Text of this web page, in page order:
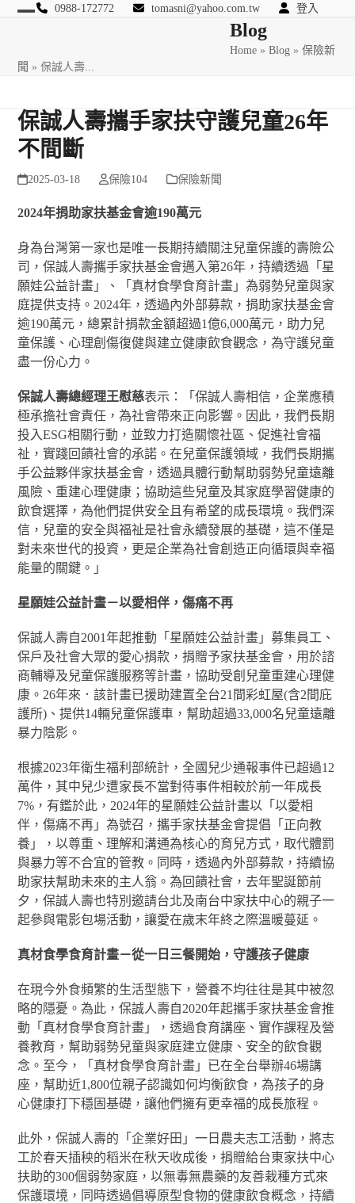
Skip
0988-172772 tomasni@yahoo.com.tw 登入
匯豐國際風險管理顧問Blog
Home »Blog »保險新
聞 »保誠人壽...
保誠人壽攜手家扶守護兒童26年
不間斷
2025-03-18 保險104 保險新聞
2024年捐助家扶基金會逾190萬元
身為台灣第一家也是唯一長期持續關注兒童保護的壽險公
司，保誠人壽攜手家扶基金會邁入第26年，持續透過「星
願娃公益計畫」、「真材食學食育計畫」為弱勢兒童與家
庭提供支持。2024年，透過內外部募款，捐助家扶基金會
逾190萬元，總累計捐款金額超過1億6,000萬元，助力兒
童保護、心理創傷復健與建立健康飲食觀念，為守護兒童
盡一份心力。
保誠人壽總經理王慰慈表示：「保誠人壽相信，企業應積
極承擔社會責任，為社會帶來正向影響。因此，我們長期
投入ESG相關行動，並致力打造關懷社區、促進社會福
祉，實踐回饋社會的承諾。在兒童保護領域，我們長期攜
手公益夥伴家扶基金會，透過具體行動幫助弱勢兒童遠離
風險、重建心理健康；協助這些兒童及其家庭學習健康的
飲食選擇，為他們提供安全且有希望的成長環境。我們深
信，兒童的安全與福祉是社會永續發展的基礎，這不僅是
對未來世代的投資，更是企業為社會創造正向循環與幸福
能量的關鍵。」
星願娃公益計畫－以愛相伴，傷痛不再
保誠人壽自2001年起推動「星願娃公益計畫」募集員工、
保戶及社會大眾的愛心捐款，捐贈予家扶基金會，用於諮
商輔導及兒童保護服務等計畫，協助受創兒童重建心理健
康。26年來．該計畫已援助建置全台21間彩虹屋(含2間庇
護所)、提供14輛兒童保護車，幫助超過33,000名兒童遠離
暴力陰影。
根據2023年衛生福利部統計，全國兒少通報事件已超過12
萬件，其中兒少遭家長不當對待事件相較於前一年成長
7%，有鑑於此，2024年的星願娃公益計畫以「以愛相
伴，傷痛不再」為號召，攜手家扶基金會提倡「正向教
養」，以尊重、理解和溝通為核心的育兒方式，取代體罰
與暴力等不合宜的管教。同時，透過內外部募款，持續協
助家扶幫助未來的主人翁。為回饋社會，去年聖誕節前
夕，保誠人壽也特別邀請台北及南台中家扶中心的親子一
起參與電影包場活動，讓愛在歲末年終之際溫暖蔓延。
真材食學食育計畫－從一日三餐開始，守護孩子健康
在現今外食頻繁的生活型態下，營養不均往往是其中被忽
略的隱憂。為此，保誠人壽自2020年起攜手家扶基金會推
動「真材食學食育計畫」，透過食育講座、實作課程及營
養教育，幫助弱勢兒童與家庭建立健康、安全的飲食觀
念。至今，「真材食學食育計畫」已在全台舉辦46場講
座，幫助近1,800位親子認識如何均衡飲食，為孩子的身
心健康打下穩固基礎，讓他們擁有更幸福的成長旅程。
此外，保誠人壽的「企業好田」一日農夫志工活動，將志
工於春天插秧的稻米在秋天收成後，捐贈給台東家扶中心
扶助的300個弱勢家庭，以無毒無農藥的友善栽種方式來
保護環境，同時透過倡導原型食物的健康飲食概念，持續